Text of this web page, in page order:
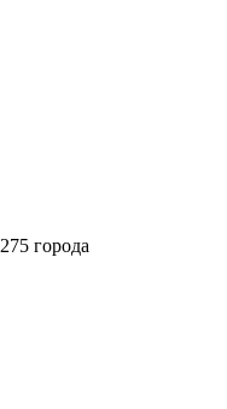
275 города